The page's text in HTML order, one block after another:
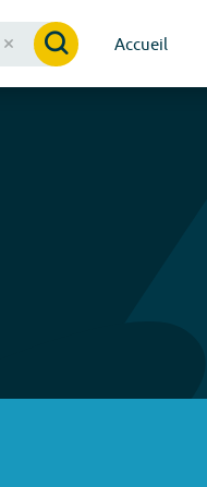
Accueil